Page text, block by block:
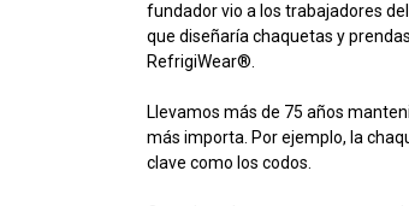
fundador vio a los trabajadores
que diseñaría chaquetas y
RefrigiWear®.
Llevamos más de 75 años
más importa. Por ejemplo, la
clave como los codos.